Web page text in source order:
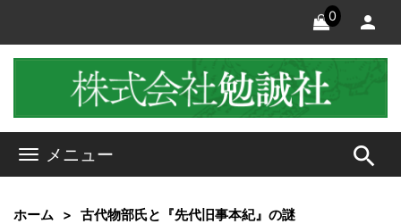
0
メニュー search
ホーム 古代物部氏と『先代旧事本紀』の謎